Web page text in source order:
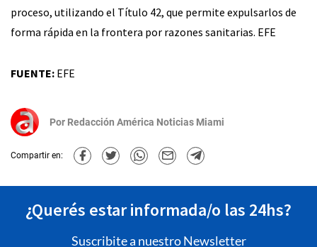
proceso, utilizando el Título 42, que permite expulsarlos de
forma rápida en la frontera por razones sanitarias. EFE
FUENTE: EFE
Por Redacción América Noticias Miami
Compartir en:
¿Querés estar informada/o las 24hs?
Suscribite a nuestro Newsletter